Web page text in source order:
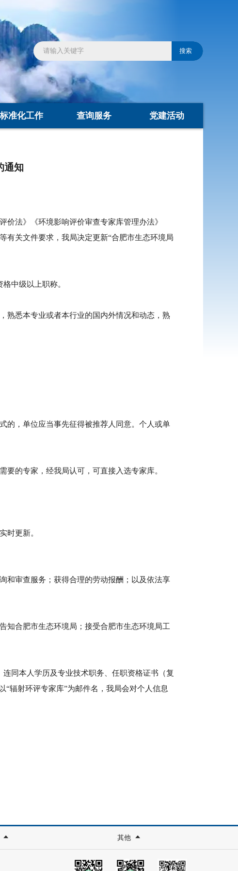
标准化工作 查询服务 党建活动
通知
法》《环境影响评价审查专家库管理办法》
有关文件要求，我局决定更新“合肥市生态环境局
中级以上职称。
悉本专业或者本行业的国内外情况和动态，熟
，单位应当事先征得被推荐人同意。个人或单
的专家，经我局认可，可直接入选专家库。
时更新。
审查服务；获得合理的劳动报酬；以及依法享
合肥市生态环境局；接受合肥市生态环境局工
同本人学历及专业技术职务、任职资格证书（复
“辐射环评专家库”为邮件名，我局会对个人信息
其他